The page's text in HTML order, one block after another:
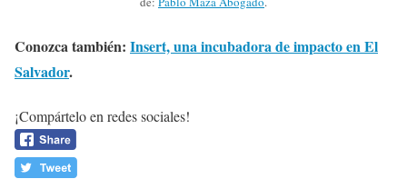
Conozca también: Insert, una incubadora de impacto en El
Salvador.
¡Compártelo en redes sociales!